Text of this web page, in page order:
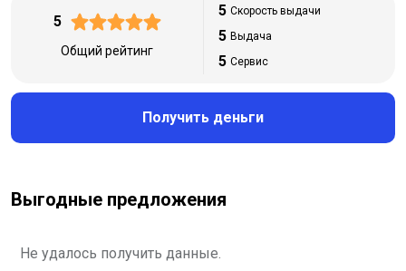
5
Общий рейтинг
5 Скорость выдачи
5 Выдача
5 Сервис
Получить деньги
Выгодные предложения
Не удалось получить данные.